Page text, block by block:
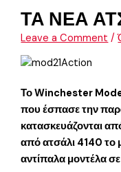
ΤΑ ΝΕΑ
Leave a Comment /
Το Winchester
που έσπασε την
κατασκευάζονται
από ατσάλι 4140 το
αντίπαλα μοντέλα